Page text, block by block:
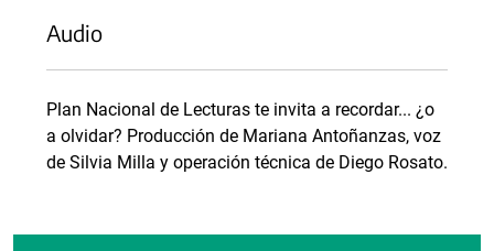
Audio
Plan Nacional de Lecturas te invita a recordar... ¿o
a olvidar? Producción de Mariana Antoñanzas, voz
de Silvia Milla y operación técnica de Diego Rosato.